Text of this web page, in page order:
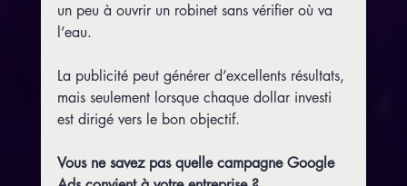
un peu à ouvrir un robinet sans vérifier où va
l’eau.
La publicité peut générer d’excellents résultats,
mais seulement lorsque chaque dollar investi
est dirigé vers le bon objectif.
Vous ne savez pas quelle campagne Google